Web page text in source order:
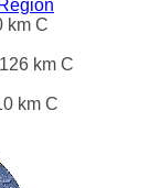
km C
km C
km C